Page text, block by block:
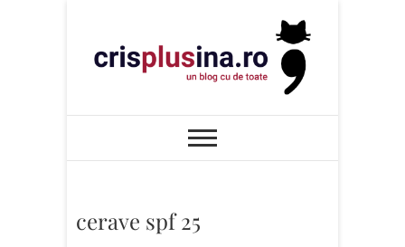
content
Cris+ina
cerave spf 25